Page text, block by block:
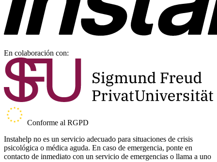
En colaboración con:
Conforme al RGPD
Instahelp no es un servicio adecuado para situaciones de crisis
psicológica o médica aguda. En caso de emergencia, ponte en
contacto de inmediato con un servicio de emergencias o llama a uno